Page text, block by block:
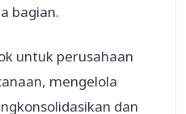
bagian.
untuk perusahaan
mengelola
dan